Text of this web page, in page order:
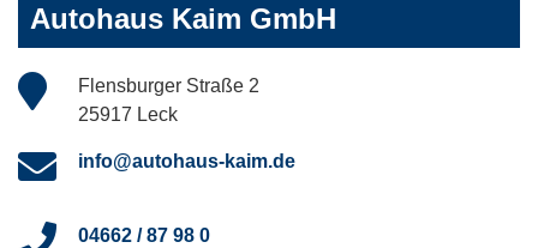
Autohaus Kaim GmbH
Flensburger Straße 2
25917 Leck
info@autohaus-kaim.de
04662 / 87 98 0